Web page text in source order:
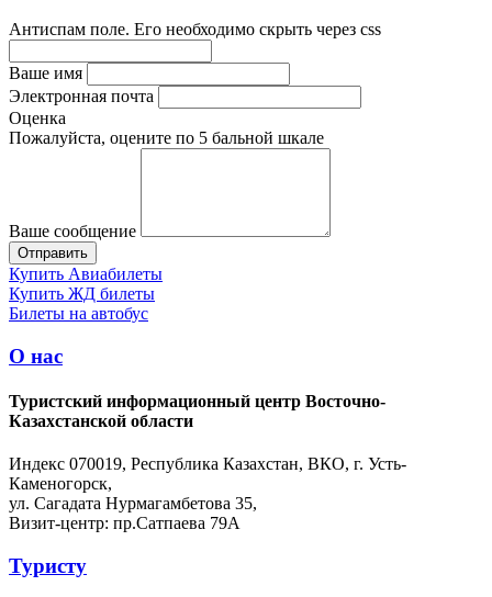
Антиспам поле. Его необходимо скрыть через css
Ваше имя
Электронная почта
Оценка
Пожалуйста, оцените по 5 бальной шкале
Ваше сообщение
Купить Авиабилеты
Купить ЖД билеты
Билеты на автобус
О нас
Туристский информационный центр Восточно-
Казахстанской области
Индекс 070019, Республика Казахстан, ВКО, г. Усть-
Каменогорск,
ул. Сагадата Нурмагамбетова 35,
Визит-центр: пр.Сатпаева 79А
Туристу